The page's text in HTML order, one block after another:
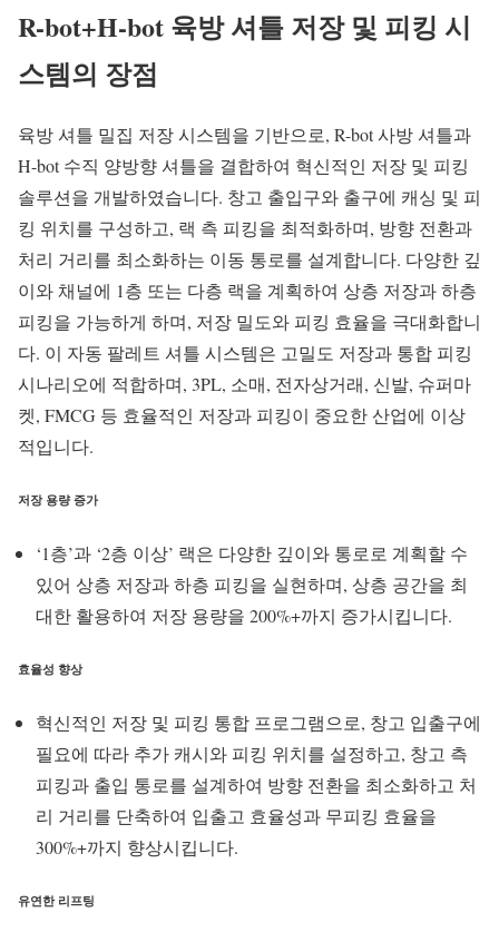
R-bot+H-bot 육방 셔틀 저장 및 피킹 시
스템의 장점
육방 셔틀 밀집 저장 시스템을 기반으로, R-bot 사방 셔틀과
H-bot 수직 양방향 셔틀을 결합하여 혁신적인 저장 및 피킹
솔루션을 개발하였습니다. 창고 출입구와 출구에 캐싱 및 피
킹 위치를 구성하고, 랙 측 피킹을 최적화하며, 방향 전환과
처리 거리를 최소화하는 이동 통로를 설계합니다. 다양한 깊
이와 채널에 1층 또는 다층 랙을 계획하여 상층 저장과 하층
피킹을 가능하게 하며, 저장 밀도와 피킹 효율을 극대화합니
다. 이 자동 팔레트 셔틀 시스템은 고밀도 저장과 통합 피킹
시나리오에 적합하며, 3PL, 소매, 전자상거래, 신발, 슈퍼마
켓, FMCG 등 효율적인 저장과 피킹이 중요한 산업에 이상
적입니다.
저장 용량 증가
‘1층’과 ‘2층 이상’ 랙은 다양한 깊이와 통로로 계획할 수
있어 상층 저장과 하층 피킹을 실현하며, 상층 공간을 최
대한 활용하여 저장 용량을 200%+까지 증가시킵니다.
효율성 향상
혁신적인 저장 및 피킹 통합 프로그램으로, 창고 입출구에
필요에 따라 추가 캐시와 피킹 위치를 설정하고, 창고 측
피킹과 출입 통로를 설계하여 방향 전환을 최소화하고 처
리 거리를 단축하여 입출고 효율성과 무피킹 효율을
300%+까지 향상시킵니다.
유연한 리프팅